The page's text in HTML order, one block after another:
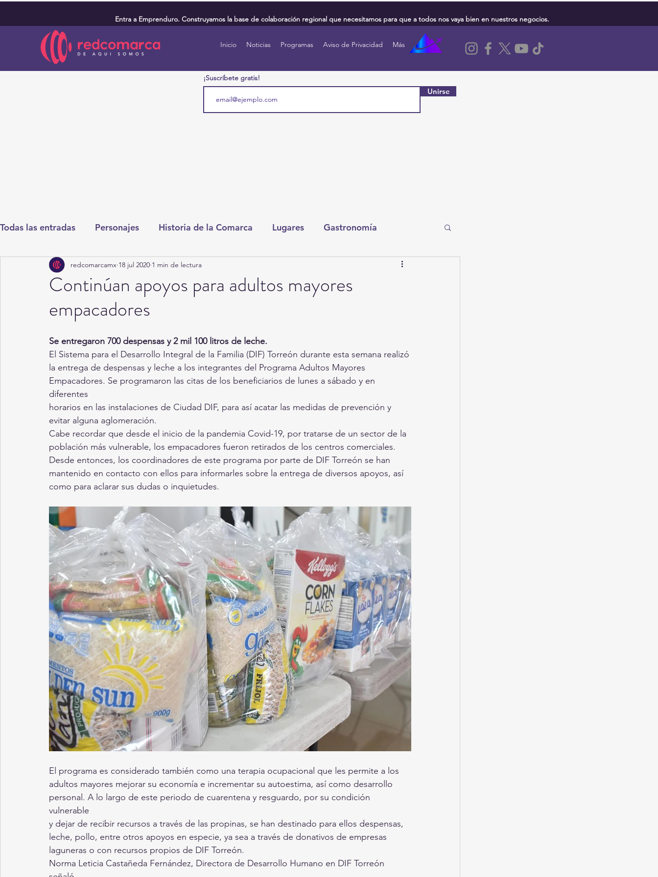
Entra a Emprenduro. Construyamos la base de colaboración regional que necesitamos para que a todos nos vaya bien en nuestros negocios.
Inicio Noticias Programas Aviso de Privacidad Más
¡Suscríbete gratis!
Unirse
Todas las entradas Personajes Historia de la Comarca Lugares Gastronomía
Deportes Salud Entretenimiento Torreón
Round Cero Columnistas
Chismes Qué Curioso Gómez Palacio Comics Derechairos
Durango Titulares en Inicio Coahuila Investigaciones Rapidín Político
Santa Aurelia de los Vientos San Pedro
Continúan apoyos para adultos mayores
empacadores
redcomarcamx 18 jul 2020 1 min de lectura
Se entregaron 700 despensas y 2 mil 100 litros de leche.
El Sistema para el Desarrollo Integral de la Familia (DIF) Torreón durante esta semana realizó
la entrega de despensas y leche a los integrantes del Programa Adultos Mayores
Empacadores. Se programaron las citas de los beneficiarios de lunes a sábado y en
diferentes
horarios en las instalaciones de Ciudad DIF, para así acatar las medidas de prevención y
evitar alguna aglomeración.
Cabe recordar que desde el inicio de la pandemia Covid-19, por tratarse de un sector de la
población más vulnerable, los empacadores fueron retirados de los centros comerciales.
Desde entonces, los coordinadores de este programa por parte de DIF Torreón se han
mantenido en contacto con ellos para informarles sobre la entrega de diversos apoyos, así
como para aclarar sus dudas o inquietudes.
El programa es considerado también como una terapia ocupacional que les permite a los
adultos mayores mejorar su economía e incrementar su autoestima, así como desarrollo
personal. A lo largo de este periodo de cuarentena y resguardo, por su condición
vulnerable
y dejar de recibir recursos a través de las propinas, se han destinado para ellos despensas,
leche, pollo, entre otros apoyos en especie, ya sea a través de donativos de empresas
laguneras o con recursos propios de DIF Torreón.
Norma Leticia Castañeda Fernández, Directora de Desarrollo Humano en DIF Torreón